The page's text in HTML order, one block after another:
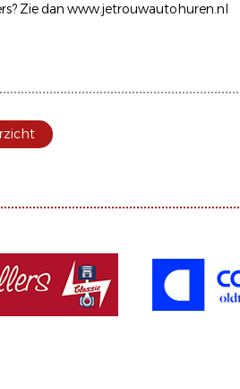
Zie dan www.jetrouwautohuren.nl